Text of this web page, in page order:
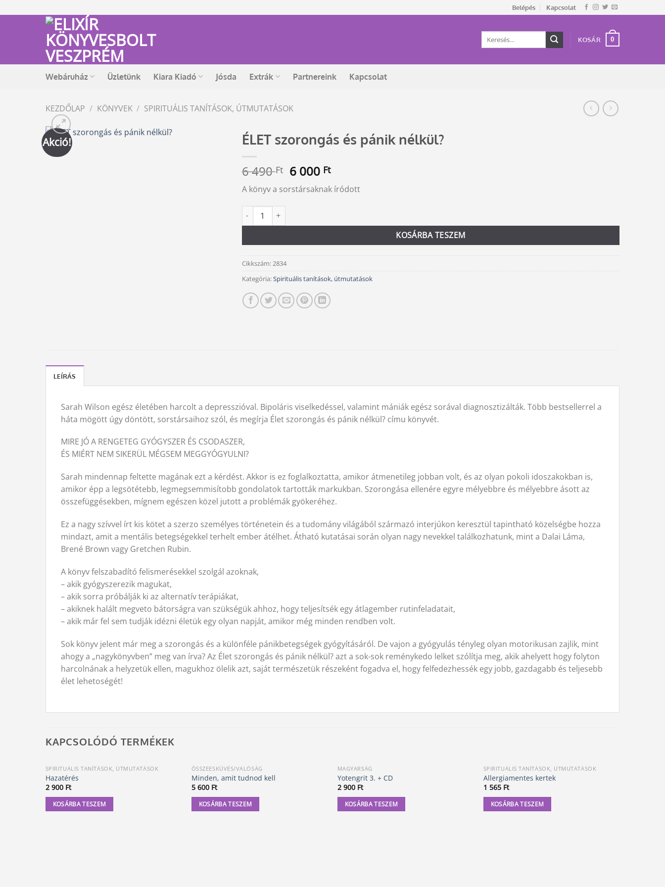
to
Belépés Kapcsolat
Keresés
KOSÁR 0
Webáruház Üzletünk Kiara Kiadó Jósda Extrák Partnereink Kapcsolat
KEZDŐLAP / KÖNYVEK / SPIRITUÁLIS TANÍTÁSOK, ÚTMUTATÁSOK
Akció! ÉLET szorongás és pánik nélkül?
6 490Ft Original
price
was:
6 000 FtCurrent
price
is:
A könyv a sorstársaknak íródott
ÉLET szorongás és pánik nélkül? mennyiség
KOSÁRBA TESZEM
Alternative:
Cikkszám:2834
Kategória:Spirituális tanítások, útmutatások
LEÍRÁS
Sarah Wilson egész életében harcolt a depresszióval. Bipoláris viselkedéssel, valamint mániák egész sorával diagnosztizálták. Több bestsellerrel a
háta mögött úgy döntött, sorstársaihoz szól, és megírja Élet szorongás és pánik nélkül? címu könyvét.
MIRE JÓ A RENGETEG GYÓGYSZER ÉS CSODASZER,
ÉS MIÉRT NEM SIKERÜL MÉGSEM MEGGYÓGYULNI?
Sarah mindennap feltette magának ezt a kérdést. Akkor is ez foglalkoztatta, amikor átmenetileg jobban volt, és az olyan pokoli idoszakokban is,
amikor épp a legsötétebb, legmegsemmisítobb gondolatok tartották markukban. Szorongása ellenére egyre mélyebbre és mélyebbre ásott az
összefüggésekben, mígnem egészen közel jutott a problémák gyökeréhez.
Ez a nagy szívvel írt kis kötet a szerzo személyes történetein és a tudomány világából származó interjúkon keresztül tapintható közelségbe hozza
mindazt, amit a mentális betegségekkel terhelt ember átélhet. Átható kutatásai során olyan nagy nevekkel találkozhatunk, mint a Dalai Láma,
Brené Brown vagy Gretchen Rubin.
A könyv felszabadító felismerésekkel szolgál azoknak,
– akik gyógyszerezik magukat,
– akik sorra próbálják ki az alternatív terápiákat,
– akiknek halált megveto bátorságra van szükségük ahhoz, hogy teljesítsék egy átlagember rutinfeladatait,
– akik már fel sem tudják idézni életük egy olyan napját, amikor még minden rendben volt.
Sok könyv jelent már meg a szorongás és a különféle pánikbetegségek gyógyításáról. De vajon a gyógyulás tényleg olyan motorikusan zajlik, mint
ahogy a „nagykönyvben” meg van írva? Az Élet szorongás és pánik nélkül? azt a sok-sok reménykedo lelket szólítja meg, akik ahelyett hogy folyton
harcolnának a helyzetük ellen, magukhoz ölelik azt, saját természetük részeként fogadva el, hogy felfedezhessék egy jobb, gazdagabb és teljesebb
élet lehetoségét!
KAPCSOLÓDÓ TERMÉKEK
SPIRITUÁLIS TANÍTÁSOK, ÚTMUTATÁSOK
Hazatérés
2 900 Ft
KOSÁRBA TESZEM
ÖSSZEESKÜVÉS/VALÓSÁG
Minden, amit tudnod kell
5 600 Ft
KOSÁRBA TESZEM
MAGYARSÁG
Yotengrit 3. + CD
2 900 Ft
KOSÁRBA TESZEM
SPIRITUÁLIS TANÍTÁSOK, ÚTMUTATÁSOK
Allergiamentes kertek
1 565 Ft
KOSÁRBA TESZEM